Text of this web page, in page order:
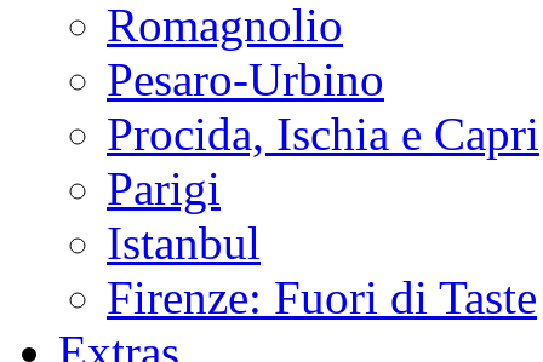
Romagnolio
Pesaro-Urbino
Procida, Ischia e Capri
Parigi
Istanbul
Firenze: Fuori di Taste